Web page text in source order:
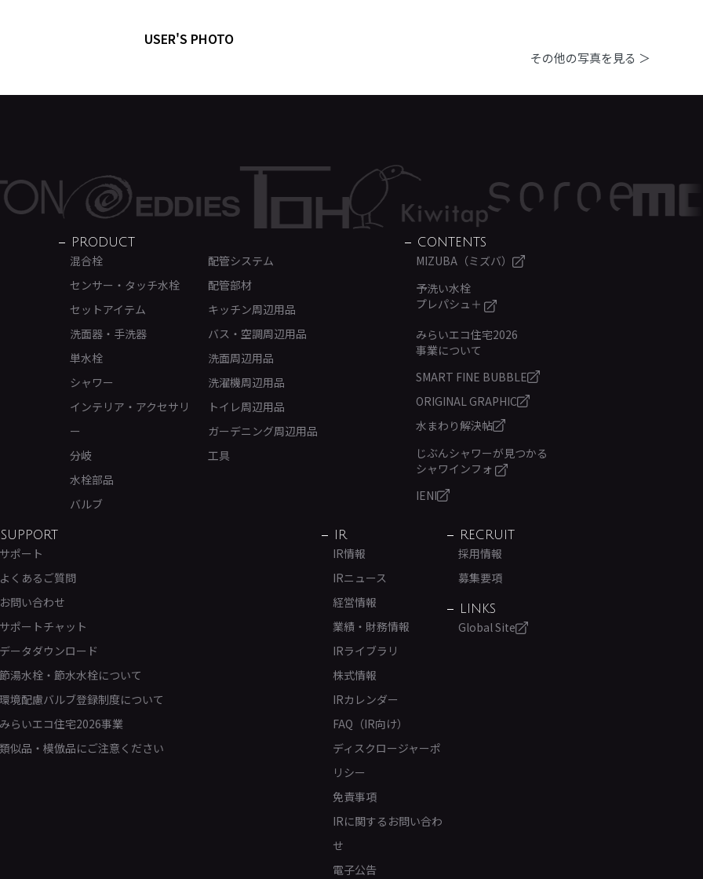
USER'S PHOTO
その他の写真を見る ＞
PRODUCT
混合栓
センサー・タッチ水栓
セットアイテム
洗面器・手洗器
単水栓
シャワー
インテリア・アクセサリ
ー
分岐
水栓部品
バルブ
配管システム
配管部材
キッチン周辺用品
バス・空調周辺用品
洗面周辺用品
洗濯機周辺用品
トイレ周辺用品
ガーデニング周辺用品
工具
CONTENTS
MIZUBA（ミズバ）
予洗い水栓
プレパシュ＋
みらいエコ住宅2026
事業について
SMART FINE BUBBLE
ORIGINAL GRAPHIC
水まわり解決帖
じぶんシャワーが見つかる
シャワインフォ
IENI
SUPPORT
サポート
よくあるご質問
お問い合わせ
サポートチャット
データダウンロード
節湯水栓・節水水栓について
環境配慮バルブ登録制度について
みらいエコ住宅2026事業
類似品・模倣品にご注意ください
IR
IR情報
IRニュース
経営情報
業績・財務情報
IRライブラリ
株式情報
IRカレンダー
FAQ（IR向け）
ディスクロージャーポ
リシー
免責事項
IRに関するお問い合わ
せ
電子公告
RECRUIT
採用情報
募集要項
LINKS
Global Site